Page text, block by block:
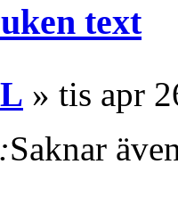
text
» tis apr
Saknar